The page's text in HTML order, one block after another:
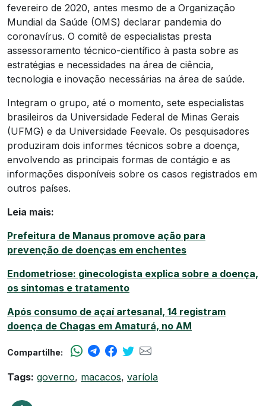
fevereiro de 2020, antes mesmo de a Organização
Mundial da Saúde (OMS) declarar pandemia do
coronavírus. O comitê de especialistas presta
assessoramento técnico-científico à pasta sobre as
estratégias e necessidades na área de ciência,
tecnologia e inovação necessárias na área de saúde.
Integram o grupo, até o momento, sete especialistas
brasileiros da Universidade Federal de Minas Gerais
(UFMG) e da Universidade Feevale. Os pesquisadores
produziram dois informes técnicos sobre a doença,
envolvendo as principais formas de contágio e as
informações disponíveis sobre os casos registrados em
outros países.
Leia mais:
Prefeitura de Manaus promove ação para
prevenção de doenças em enchentes
Endometriose: ginecologista explica sobre a doença,
os sintomas e tratamento
Após consumo de açaí artesanal, 14 registram
doença de Chagas em Amaturá, no AM
Compartilhe:
Tags: governo, macacos, varíola